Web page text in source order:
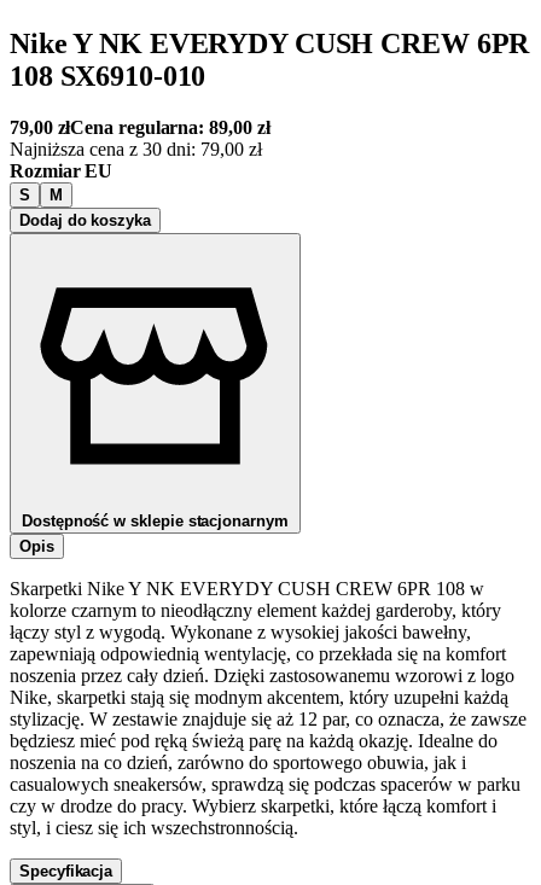
Nike Y NK EVERYDY CUSH CREW 6PR
108 SX6910-010
79,00 złCena regularna:89,00 zł
Najniższa cena z 30 dni: 79,00 zł
Rozmiar EU
S
M
Dodaj do koszyka
Dostępność w sklepie stacjonarnym
Opis
Skarpetki Nike Y NK EVERYDY CUSH CREW 6PR 108 w
kolorze czarnym to nieodłączny element każdej garderoby, który
łączy styl z wygodą. Wykonane z wysokiej jakości bawełny,
zapewniają odpowiednią wentylację, co przekłada się na komfort
noszenia przez cały dzień. Dzięki zastosowanemu wzorowi z logo
Nike, skarpetki stają się modnym akcentem, który uzupełni każdą
stylizację. W zestawie znajduje się aż 12 par, co oznacza, że zawsze
będziesz mieć pod ręką świeżą parę na każdą okazję. Idealne do
noszenia na co dzień, zarówno do sportowego obuwia, jak i
casualowych sneakersów, sprawdzą się podczas spacerów w parku
czy w drodze do pracy. Wybierz skarpetki, które łączą komfort i
styl, i ciesz się ich wszechstronnością.
Specyfikacja